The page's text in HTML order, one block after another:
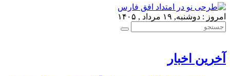
امروز : دوشنبه, ۱۹ مرداد , ۱۴۰۵
آخرین اخبار